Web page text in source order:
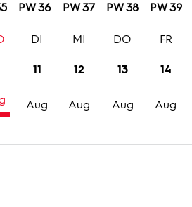
Programm
Trailer
Bilder
PW 36 PW 37 PW 38 PW 39
11
Aug
DI
12
Aug
MI
13
Aug
DO
14
Aug
FR